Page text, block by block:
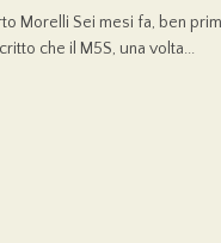
Morelli Sei mesi fa, ben
che il M5S, una volta...